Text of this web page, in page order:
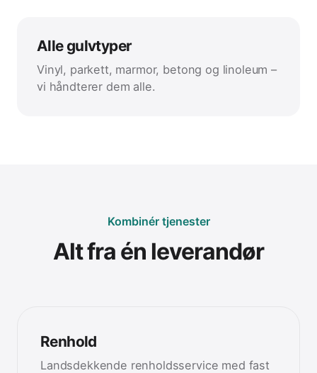
Alle gulvtyper
Vinyl, parkett, marmor, betong og linoleum –
vi håndterer dem alle.
Kombinér tjenester
Alt fra én leverandør
Renhold
Landsdekkende renholdsservice med fast